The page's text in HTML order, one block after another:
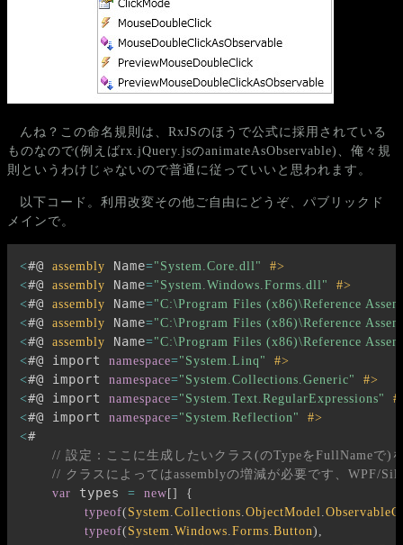
んね？この命名規則は、RxJSのほうで公式に採用されている
ものなので(例えばrx.jQuery.jsのanimateAsObservable)、俺々規
則というわけじゃないので普通に従っていいと思われます。
以下コード。利用改変その他ご自由にどうぞ、パブリックド
メインで。
<#@ assembly Name="System.Core.dll"
#>
<#@ assembly Name="System.Windows.Forms.dll"
#>
<#@ assembly Name="C:\Program Files (x86)\Reference
<#@ assembly Name="C:\Program Files (x86)\Reference
<#@ assembly Name="C:\Program Files (x86)\Reference
<#@ import namespace="System.Linq"
#>
<#@ import namespace="System.Collections.Generic"
#>
<#@ import namespace="System.Text.RegularExpressions"
<#@ import namespace="System.Reflection"
#>
<#
// 設定：ここに生成したいクラス(のTypeをFullNameで)
// クラスによってはassemblyの増減が必要です、WPF/
var types = new []
{
typeof( System Collections ObjectModel
typeof( System Windows Forms Button)